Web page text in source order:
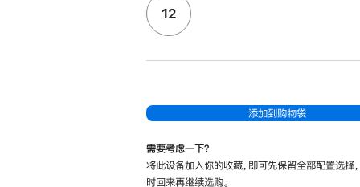
12
添加到购物袋
需要考虑一下？
将此设备加入你的收藏，即可先保留全部配置选择
时回来再继续选购。